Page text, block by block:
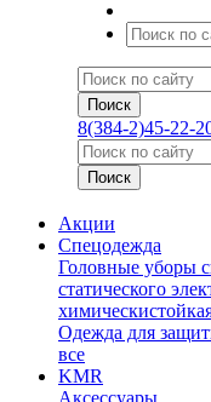
8(384-2)45-22-
Акции
Спецодежда
Головные уборы
статического
Одежда для
все
KMR
Аксессуары